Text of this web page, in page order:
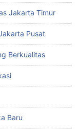
Jakarta Timur
Pusat
Berkualitas
Baru